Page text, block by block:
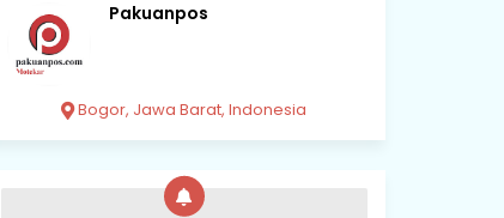
Pakuanpos
Bogor, Jawa Barat, Indonesia